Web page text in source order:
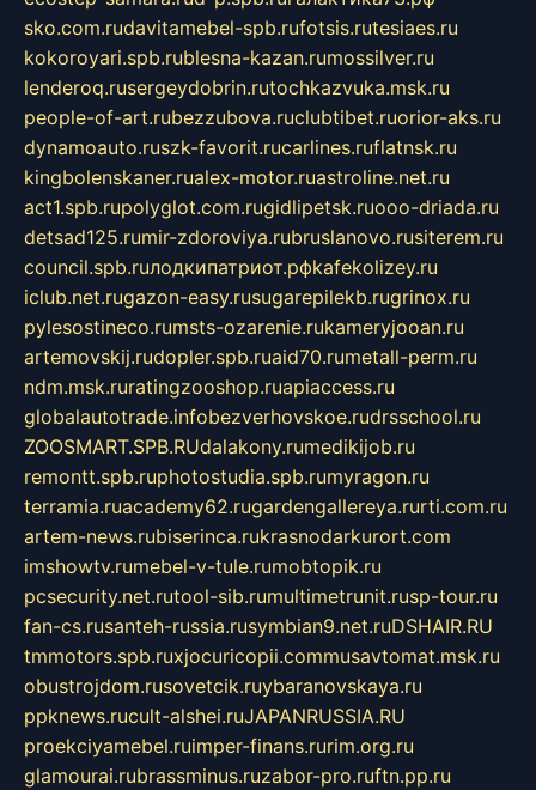
sko.com.rudavitamebel-spb.rufotsis.rutesiaes.ru
kokoroyari.spb.rublesna-kazan.rumossilver.ru
lenderoq.rusergeydobrin.rutochkazvuka.msk.ru
people-of-art.rubezzubova.ruclubtibet.ruorior-aks.ru
dynamoauto.ruszk-favorit.rucarlines.ruflatnsk.ru
kingbolenskaner.rualex-motor.ruastroline.net.ru
act1.spb.rupolyglot.com.rugidlipetsk.ruooo-driada.ru
detsad125.rumir-zdoroviya.rubruslanovo.rusiterem.ru
council.spb.ruлодкипатриот.рфkafekolizey.ru
iclub.net.rugazon-easy.rusugarepilekb.rugrinox.ru
pylesostineco.rumsts-ozarenie.rukameryjooan.ru
artemovskij.rudopler.spb.ruaid70.rumetall-perm.ru
ndm.msk.ruratingzooshop.ruapiaccess.ru
globalautotrade.infobezverhovskoe.rudrsschool.ru
ZOOSMART.SPB.RUdalakony.rumedikijob.ru
remontt.spb.ruphotostudia.spb.rumyragon.ru
terramia.ruacademy62.rugardengallereya.rurti.com.ru
artem-news.rubiserinca.rukrasnodarkurort.com
imshowtv.rumebel-v-tule.rumobtopik.ru
pcsecurity.net.rutool-sib.rumultimetrunit.rusp-tour.ru
fan-cs.rusanteh-russia.rusymbian9.net.ruDSHAIR.RU
tmmotors.spb.ruxjocuricopii.commusavtomat.msk.ru
obustrojdom.rusovetcik.ruybaranovskaya.ru
ppknews.rucult-alshei.ruJAPANRUSSIA.RU
proekciyamebel.ruimper-finans.rurim.org.ru
glamourai.rubrassminus.ruzabor-pro.ruftn.pp.ru